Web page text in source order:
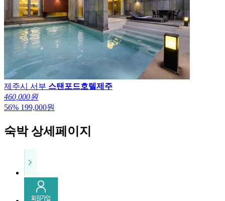
제주시 서부 스탠포드호텔제주
460,000원
56% 199,000원
숙박 상세페이지